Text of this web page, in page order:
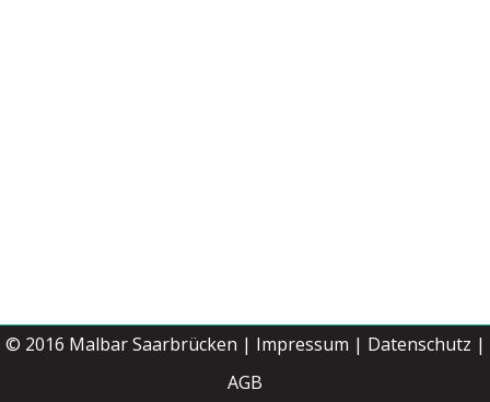
Jetzt buchen
© 2016 Malbar Saarbrücken | Impressum | Datenschutz |
AGB